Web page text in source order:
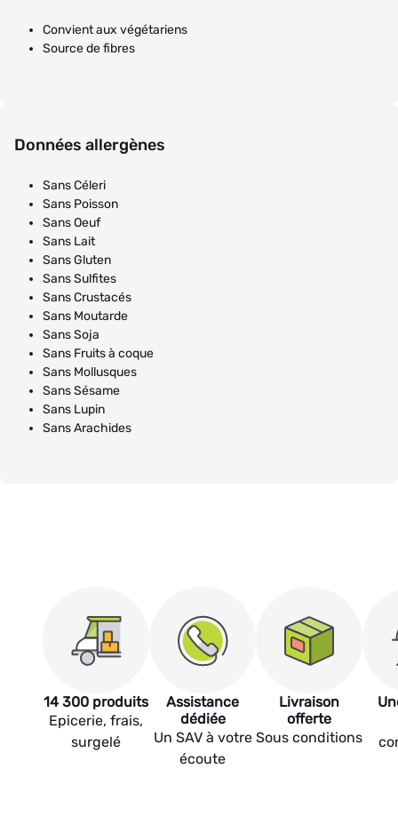
Convient aux végétariens
Source de fibres
Données allergènes
Sans Céleri
Sans Poisson
Sans Oeuf
Sans Lait
Sans Gluten
Sans Sulfites
Sans Crustacés
Sans Moutarde
Sans Soja
Sans Fruits à coque
Sans Mollusques
Sans Sésame
Sans Lupin
Sans Arachides
14 300 produits
Epicerie, frais,
surgelé
Assistance
dédiée
Un SAV à votre
écoute
Livraison
offerte
Sous conditions